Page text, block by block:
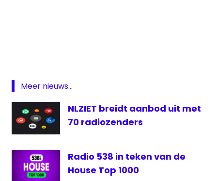
Radio
radio
1
Radio
Radio
Meer nieuws...
NLZIET breidt aanbod uit met
70 radiozenders
Radio 538 in teken van de
House Top 1000